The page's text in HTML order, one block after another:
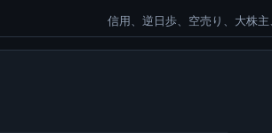
信用、逆日歩、空売り、大株